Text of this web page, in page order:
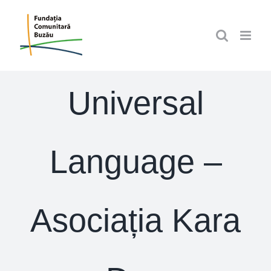
content
Universal
Language –
Asociația Kara